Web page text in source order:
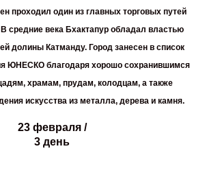
проходил один из главных торговых путей
средние века Бхактапур обладал властью
долины Катманду. Город занесен в список
ЮНЕСКО благодаря хорошо сохранившимся
храмам, прудам, колодцам, а также
искусства из металла, дерева и камня.
23 февраля /
3 день